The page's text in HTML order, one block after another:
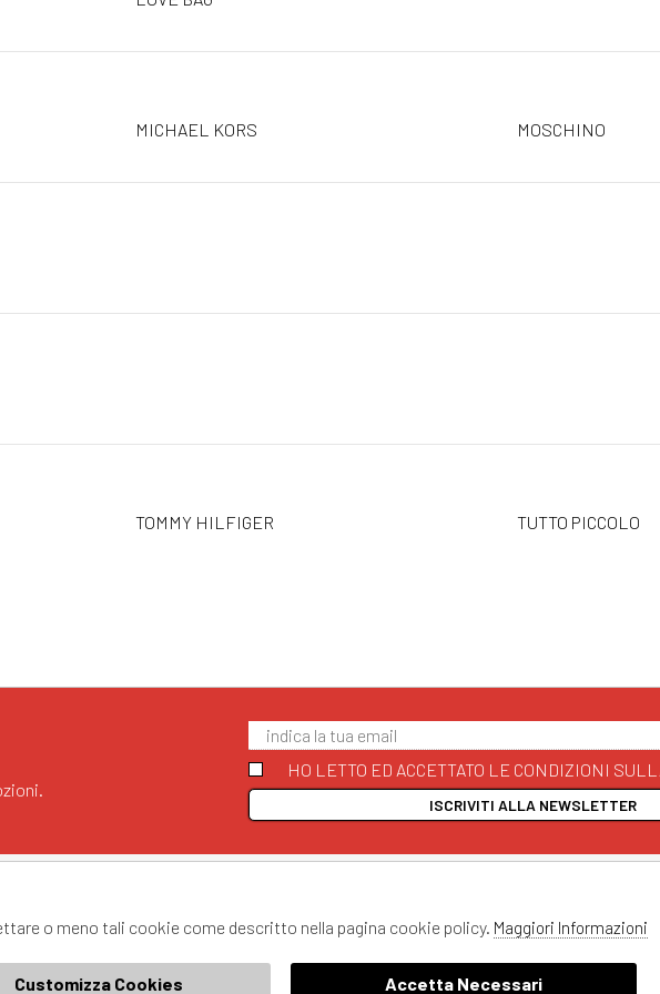
MICHAEL KORS MOSCHINO
TOMMY HILFIGER TUTTO PICCOLO
HO LETTO ED ACCETTATO LE CONDIZIONI
ISCRIVITI ALLA NEWSLETTER
Instagram
AnyAnyluxury srl - Sede Legale: Corso Vittorio
o meno tali cookie come descritto nella pagina cookie policy. Maggiori Informazioni
Customizza Cookies Accetta Necessari